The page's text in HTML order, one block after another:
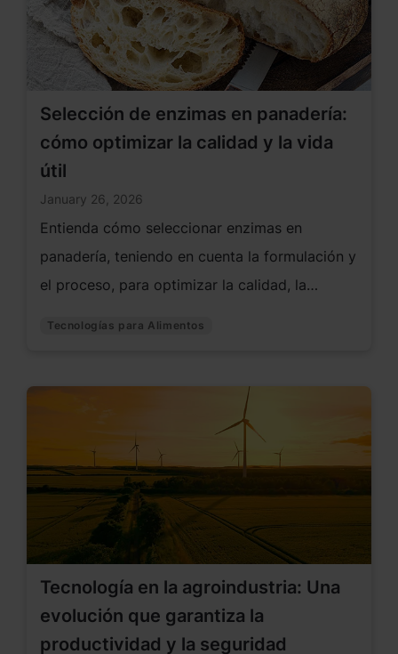
Selección de enzimas en panadería:
cómo optimizar la calidad y la vida
útil
January 26, 2026
Entienda cómo seleccionar enzimas en
panadería, teniendo en cuenta la formulación y
el proceso, para optimizar la calidad, la
Tecnologías para Alimentos
Tecnología en la agroindustria: Una
evolución que garantiza la
productividad y la seguridad